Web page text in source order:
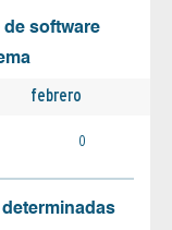
de software
febrero
0